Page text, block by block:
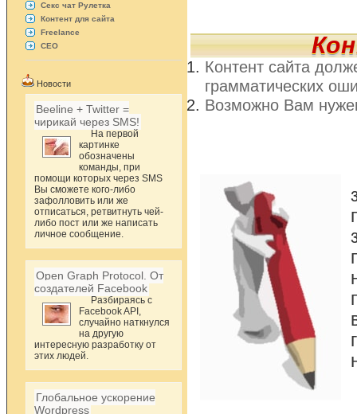
Секс чат Рулетка
Контент для сайта
Freelance
СЕО
Новости
Beeline + Twitter =
чирикай через SMS!
На первой
картинке
обозначены
команды, при
помощи которых через SMS
Вы сможете кого-либо
зафолловить или же
отписаться, ретвитнуть чей-
либо пост или же написать
личное сообщение.
Open Graph Protocol. От
создателей Facebook
Разбираясь с
Facebook API,
случайно наткнулся
на другую
интересную разработку от
этих людей.
Глобальное ускорение
Wordpress
Контент сайта
грамматических
Возможно Вам